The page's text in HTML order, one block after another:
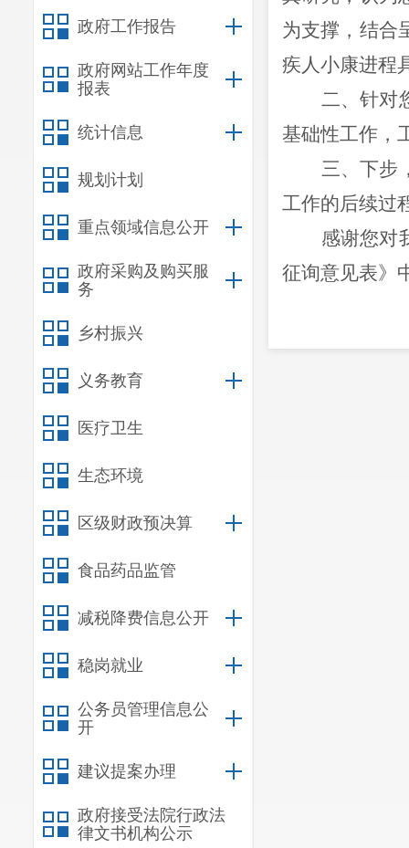
政府工作报告
政府网站工作年度
报表
统计信息
规划计划
重点领域信息公开
政府采购及购买服
务
乡村振兴
义务教育
医疗卫生
生态环境
区级财政预决算
食品药品监管
减税降费信息公开
稳岗就业
公务员管理信息公
开
建议提案办理
政府接受法院行政法
律文书机构公示
为支撑，结合
疾人小康进程
二、针对
基础性工作，
三、下步
工作的后续过
感谢您对
征询意见表》